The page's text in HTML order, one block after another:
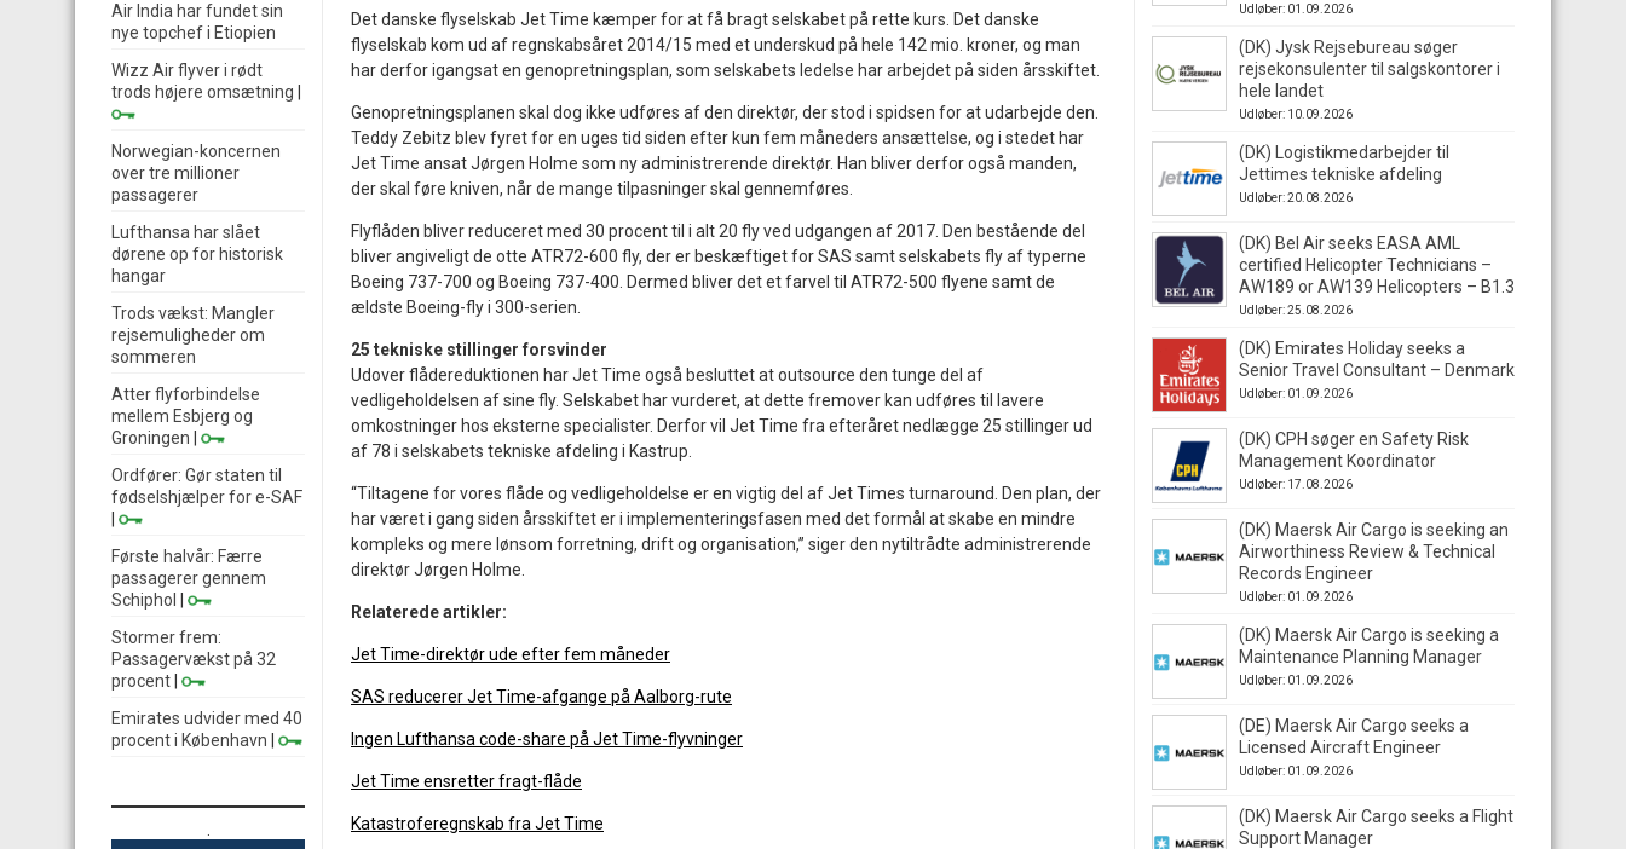
Det danske flyselskab Jet Time kæmper for at få bragt selskabet på rette kurs. Det danske
flyselskab kom ud af regnskabsåret 2014/15 med et underskud på hele 142 mio. kroner, og man
har derfor igangsat en genopretningsplan, som selskabets ledelse har arbejdet på siden årsskiftet.
Genopretningsplanen skal dog ikke udføres af den direktør, der stod i spidsen for at udarbejde den.
Teddy Zebitz blev fyret for en uges tid siden efter kun fem måneders ansættelse, og i stedet har
Jet Time ansat Jørgen Holme som ny administrerende direktør. Han bliver derfor også manden,
der skal føre kniven, når de mange tilpasninger skal gennemføres.
Flyflåden bliver reduceret med 30 procent til i alt 20 fly ved udgangen af 2017. Den bestående del
bliver angiveligt de otte ATR72-600 fly, der er beskæftiget for SAS samt selskabets fly af typerne
Boeing 737-700 og Boeing 737-400. Dermed bliver det et farvel til ATR72-500 flyene samt de
ældste Boeing-fly i 300-serien.
25 tekniske stillinger forsvinder
Udover flådereduktionen har Jet Time også besluttet at outsource den tunge del af
vedligeholdelsen af sine fly. Selskabet har vurderet, at dette fremover kan udføres til lavere
omkostninger hos eksterne specialister. Derfor vil Jet Time fra efteråret nedlægge 25 stillinger ud
af 78 i selskabets tekniske afdeling i Kastrup.
“Tiltagene for vores flåde og vedligeholdelse er en vigtig del af Jet Times turnaround. Den plan, der
har været i gang siden årsskiftet er i implementeringsfasen med det formål at skabe en mindre
kompleks og mere lønsom forretning, drift og organisation,” siger den nytiltrådte administrerende
direktør Jørgen Holme.
Relaterede artikler:
Jet Time-direktør ude efter fem måneder
SAS reducerer Jet Time-afgange på Aalborg-rute
Ingen Lufthansa code-share på Jet Time-flyvninger
Jet Time ensretter fragt-flåde
Katastroferegnskab fra Jet Time
Air India har fundet sin
nye topchef i Etiopien
Wizz Air flyver i rødt
trods højere omsætning
Norwegian-koncernen
over tre millioner
passagerer
Lufthansa har slået
dørene op for historisk
hangar
Trods vækst: Mangler
rejsemuligheder om
sommeren
Atter flyforbindelse
mellem Esbjerg og
Groningen
Ordfører: Gør staten til
fødselshjælper for e-SAF
Første halvår: Færre
passagerer gennem
Schiphol
Stormer frem:
Passagervækst på 32
procent
Emirates udvider med 40
procent i København
Udløber: 01.09.2026
(DK) Jysk Rejsebureau søger
rejsekonsulenter til salgskontorer i
hele landet
Udløber: 10.09.2026
(DK) Logistikmedarbejder til
Jettimes tekniske afdeling
Udløber: 20.08.2026
(DK) Bel Air seeks EASA AML
certified Helicopter Technicians –
AW189 or AW139 Helicopters – B1.3
Udløber: 25.08.2026
(DK) Emirates Holiday seeks a
Senior Travel Consultant – Denmark
Udløber: 01.09.2026
(DK) CPH søger en Safety Risk
Management Koordinator
Udløber: 17.08.2026
(DK) Maersk Air Cargo is seeking an
Airworthiness Review & Technical
Records Engineer
Udløber: 01.09.2026
(DK) Maersk Air Cargo is seeking a
Maintenance Planning Manager
Udløber: 01.09.2026
(DE) Maersk Air Cargo seeks a
Licensed Aircraft Engineer
Udløber: 01.09.2026
(DK) Maersk Air Cargo seeks a Flight
Support Manager